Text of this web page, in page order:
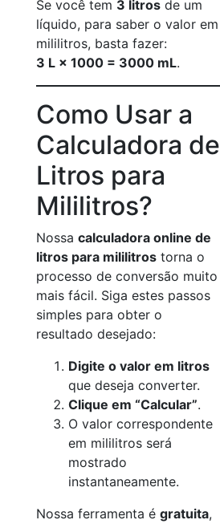
Se você tem 3 litros de um
líquido, para saber o valor em
mililitros, basta fazer:
3 L × 1000 = 3000 mL.
Como Usar a
Calculadora de
Litros para
Mililitros?
Nossa calculadora online de
litros para mililitros torna o
processo de conversão muito
mais fácil. Siga estes passos
simples para obter o
resultado desejado:
Digite o valor em litros
que deseja converter.
Clique em “Calcular”.
O valor correspondente
em mililitros será
mostrado
instantaneamente.
Nossa ferramenta é gratuita,